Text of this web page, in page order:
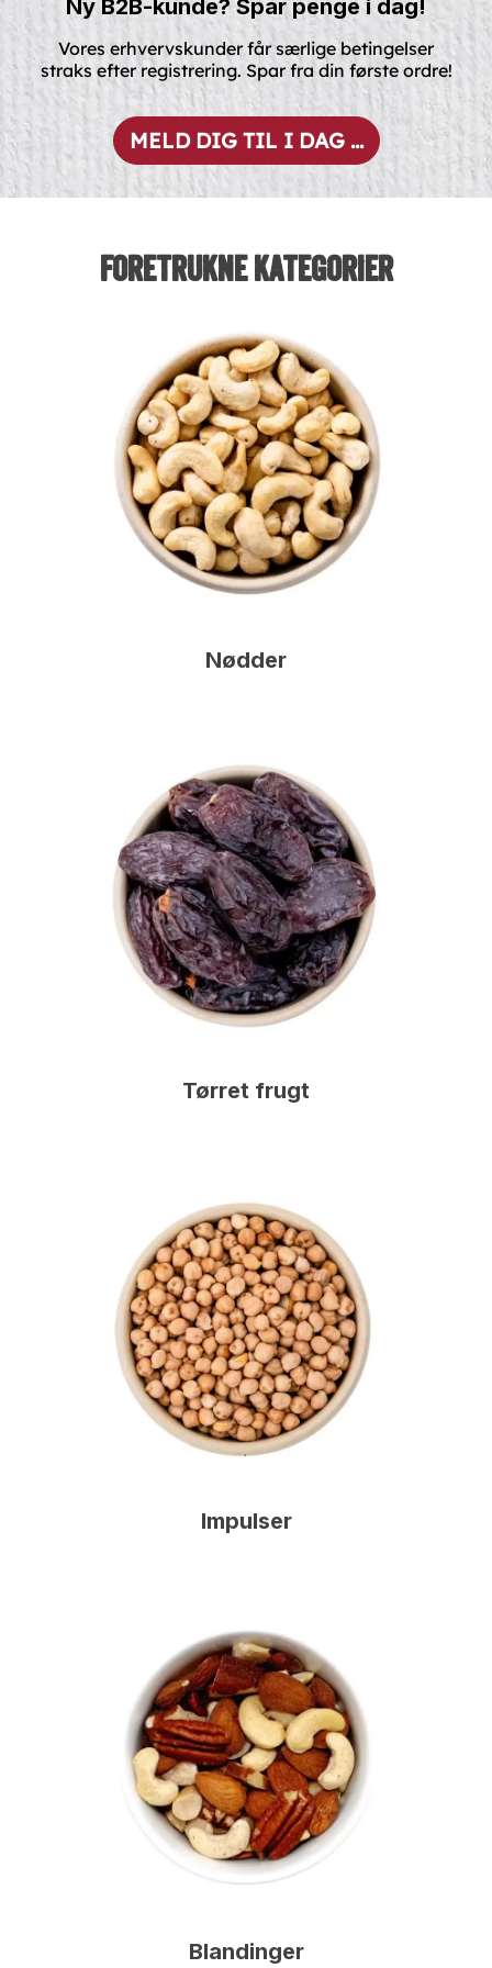
Ny B2B-kunde? Spar penge i dag!
Vores erhvervskunder får særlige betingelser
straks efter registrering. Spar fra din første ordre!
MELD DIG TIL I DAG ...
foretrukne kategorier
Nødder
Tørret frugt
Impulser
Blandinger